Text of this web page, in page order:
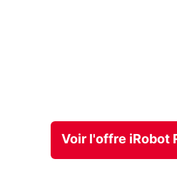
Voir l'offre iRobot